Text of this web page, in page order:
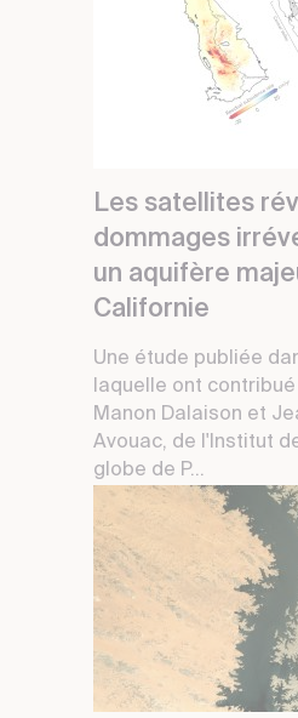
Les satellites
dommages
un aquifère
Californie
Une étude publiée
laquelle ont
Manon Dalaison et
Avouac, de l'Institut
globe de P...